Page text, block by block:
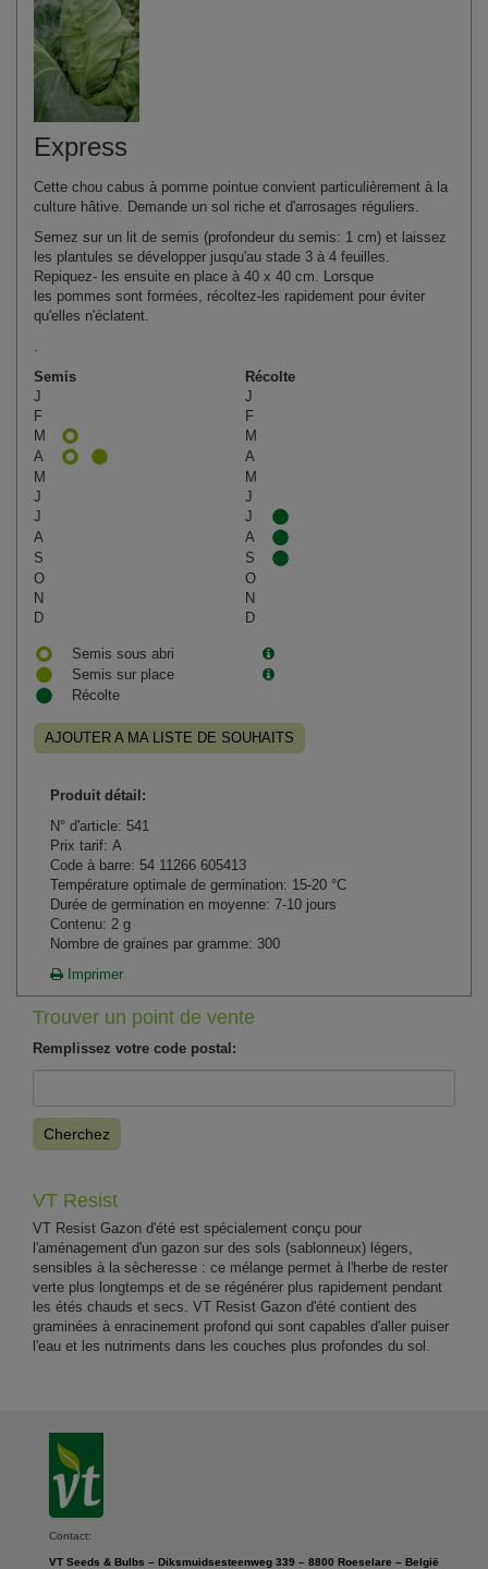
Express
Cette chou cabus à pomme pointue convient particulièrement à la
culture hâtive. Demande un sol riche et d'arrosages réguliers.
Semez sur un lit de semis (profondeur du semis: 1 cm) et laissez
les plantules se développer jusqu'au stade 3 à 4 feuilles.
Repiquez- les ensuite en place à 40 x 40 cm. Lorsque
les pommes sont formées, récoltez-les rapidement pour éviter
qu'elles n'éclatent.
Semis
Récolte
J
J
F
F
M
M
A
A
M
M
J
J
J
J
A
A
S
S
O
O
N
N
D
D
Semis sous abri
Semis sur place
Récolte
AJOUTER A MA LISTE DE SOUHAITS
Produit détail:
N° d'article: 541
Prix tarif: A
Code à barre: 54 11266 605413
Température optimale de germination: 15-20 °C
Durée de germination en moyenne: 7-10 jours
Contenu: 2 g
Nombre de graines par gramme: 300
Imprimer
Trouver un point de vente
Remplissez votre code postal:
Cherchez
VT Resist
VT Resist Gazon d'été est spécialement conçu pour
l'aménagement d'un gazon sur des sols (sablonneux) légers,
sensibles à la sècheresse : ce mélange permet à l'herbe de rester
verte plus longtemps et de se régénérer plus rapidement pendant
les étés chauds et secs. VT Resist Gazon d'été contient des
graminées à enracinement profond qui sont capables d'aller puiser
l'eau et les nutriments dans les couches plus profondes du sol.
Contact:
VT Seeds & Bulbs – Diksmuidsesteenweg 339 – 8800 Roeselare – België